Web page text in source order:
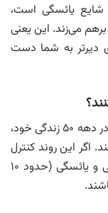
شایع یائسگی است،
می‌زند. این یعنی
دیرتر به شما دست
آمارها نشان می‌دهند که به طور متوسط، زنان در دهه ۵۰ زندگی خود،
اگر این روند کنترل
نشود، ممکن است در طول دوره پیش‌یائسگی و یائسگی (حدود ۱۰